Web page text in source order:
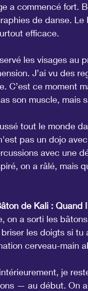
a commencé fort.
de danse.
efficace.
les visages au
J’ai vu des
C’est ce moment
son muscle, mais
tout le monde
pas un dojo
avec une
on a râlé, mais
de Kali :
on a sorti les
les doigts si tu
cerveau-main
je
— au début. On